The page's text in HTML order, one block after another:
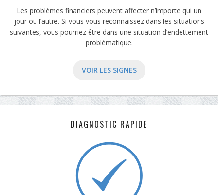
Les problèmes financiers peuvent affecter n’importe qui un
jour ou l’autre. Si vous vous reconnaissez dans les situations
suivantes, vous pourriez être dans une situation d’endettement
problématique.
VOIR LES SIGNES
DIAGNOSTIC RAPIDE